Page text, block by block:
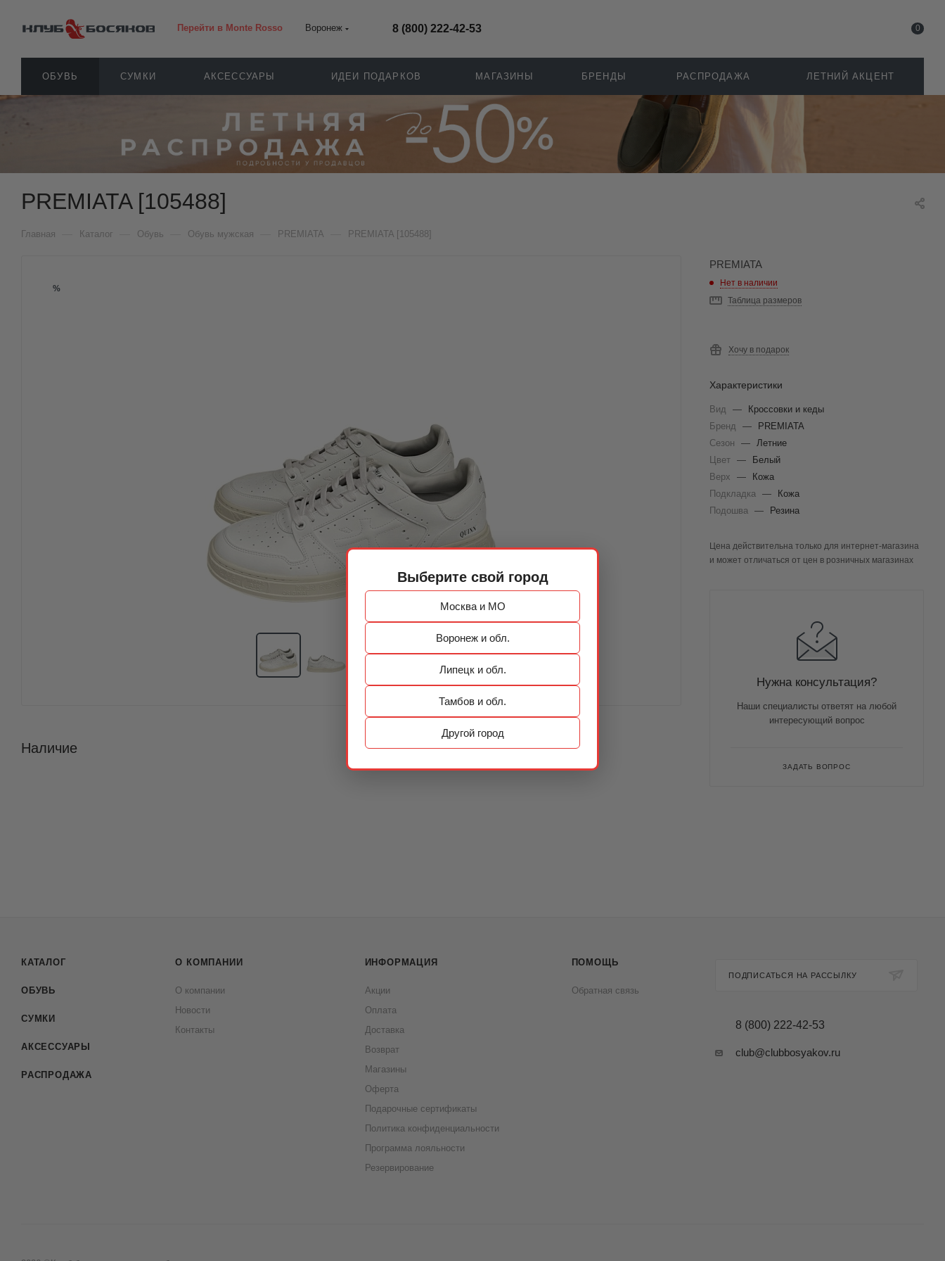
Выберите свой город
Москва и МО
Воронеж и обл.
Липецк и обл.
Тамбов и обл.
Другой город
Перейти в Monte Rosso Воронеж 8 (800) 222-42-53 0
ОБУВЬ СУМКИ АКСЕССУАРЫ ИДЕИ ПОДАРКОВ МАГАЗИНЫ БРЕНДЫ РАСПРОДАЖА ЛЕТНИЙ АКЦЕНТ
PREMIATA [105488]
Главная Каталог Обувь Обувь мужская PREMIATA PREMIATA [105488]
%
Наличие
PREMIATA
Нет в наличии
Таблица размеров
Хочу в подарок
Характеристики
Вид —
Кроссовки и кеды
Бренд
—
PREMIATA
Сезон
— Летние
Цвет —
Белый
Верх
—
Кожа
Подкладка —
Кожа
Подошва — Резина
Цена действительна только для интернет-магазина
и может отличаться от цен в розничных магазинах
Нужна консультация?
Наши специалисты ответят на любой
интересующий вопрос
ЗАДАТЬ ВОПРОС
КАТАЛОГ
ОБУВЬ
СУМКИ
АКСЕССУАРЫ
РАСПРОДАЖА
О КОМПАНИИ
О компании
Новости
Контакты
ИНФОРМАЦИЯ
Акции
Оплата
Доставка
Возврат
Магазины
Оферта
Подарочные сертификаты
Политика конфиденциальности
Программа лояльности
Резервирование
ПОМОЩЬ
Обратная связь
ПОДПИСАТЬСЯ НА РАССЫЛКУ
8 (800) 222-42-53
club@clubbosyakov.ru